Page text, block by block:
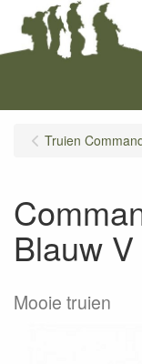
Truien
Blauw
Mooie truien